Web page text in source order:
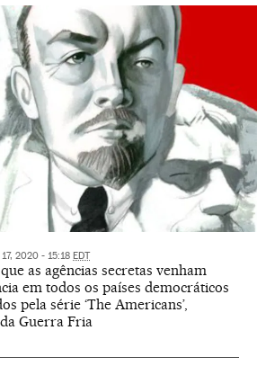
17, 2020 - 15:18 EDT
as agências secretas venham
em todos os países democráticos
pela série ‘The Americans’,
Guerra Fria